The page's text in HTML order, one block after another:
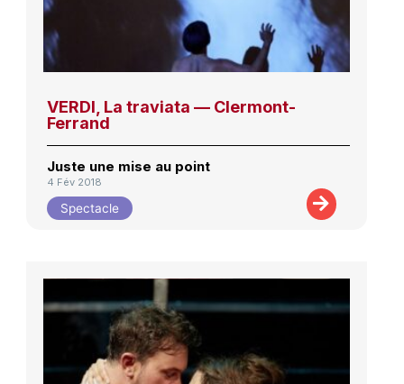
VERDI, La traviata — Clermont-
Ferrand
Juste une mise au point
4 Fév 2018
Spectacle